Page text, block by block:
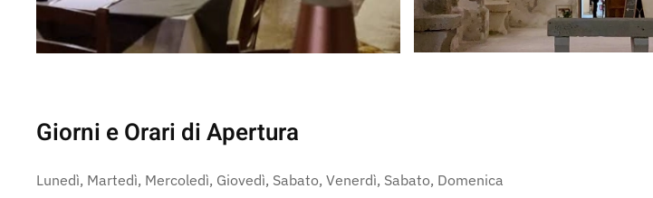
Giorni e Orari di Apertura
Lunedì, Martedì, Mercoledì, Giovedì, Sabato, Venerdì, Sabato, Domenica